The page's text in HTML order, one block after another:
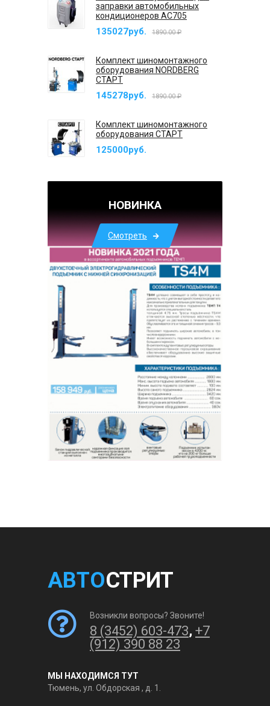
заправки автомобильных
кондиционеров AC705
135027руб. 1890.00 ₽
Комплект шиномонтажного
оборудования NORDBERG
СТАРТ
145278руб. 1890.00 ₽
Комплект шиномонтажного
оборудования СТАРТ
125000руб.
НОВИНКА
Смотреть
АВТОСТРИТ
Возникли вопросы? Звоните!
8 (3452) 603-473, +7
(912) 390 88 23
МЫ НАХОДИМСЯ ТУТ
Тюмень, ул. Обдорская , д. 1.